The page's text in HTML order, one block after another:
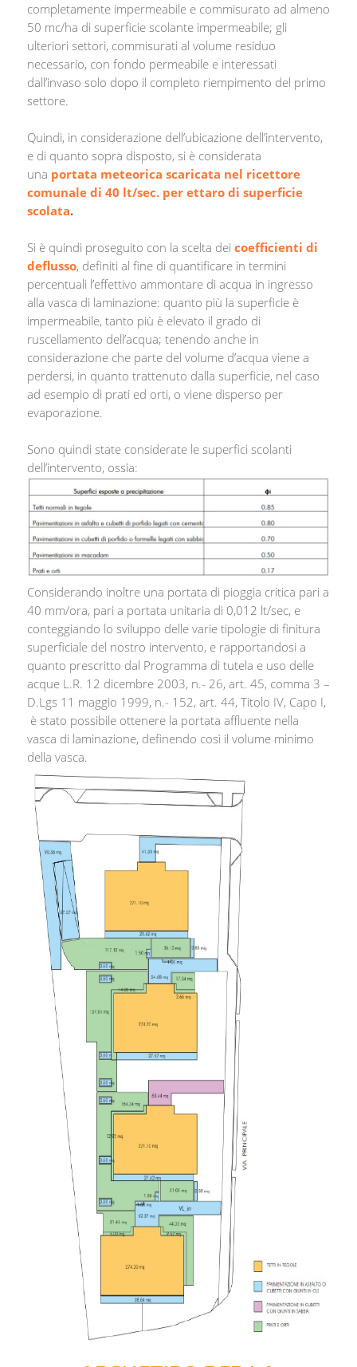
completamente impermeabile e commisurato ad almeno
50 mc/ha di superficie scolante impermeabile; gli
ulteriori settori, commisurati al volume residuo
necessario, con fondo permeabile e interessati
dall’invaso solo dopo il completo riempimento del primo
settore.
Quindi, in considerazione dell’ubicazione dell’intervento,
e di quanto sopra disposto, si è considerata
una portata meteorica scaricata nel ricettore
comunale di 40 lt/sec. per ettaro di superficie
scolata.
Si è quindi proseguito con la scelta dei coefficienti di
deflusso, definiti al fine di quantificare in termini
percentuali l’effettivo ammontare di acqua in ingresso
alla vasca di laminazione: quanto più la superficie è
impermeabile, tanto più è elevato il grado di
ruscellamento dell’acqua; tenendo anche in
considerazione che parte del volume d’acqua viene a
perdersi, in quanto trattenuto dalla superficie, nel caso
ad esempio di prati ed orti, o viene disperso per
evaporazione.
Sono quindi state considerate le superfici scolanti
dell’intervento, ossia:
Considerando inoltre una portata di pioggia critica pari a
40 mm/ora, pari a portata unitaria di 0,012 lt/sec, e
conteggiando lo sviluppo delle varie tipologie di finitura
superficiale del nostro intervento, e rapportandosi a
quanto prescritto dal Programma di tutela e uso delle
acque L.R. 12 dicembre 2003, n.- 26, art. 45, comma 3 –
D.Lgs 11 maggio 1999, n.- 152, art. 44, Titolo IV, Capo I,
è stato possibile ottenere la portata affluente nella
vasca di laminazione, definendo così il volume minimo
della vasca.